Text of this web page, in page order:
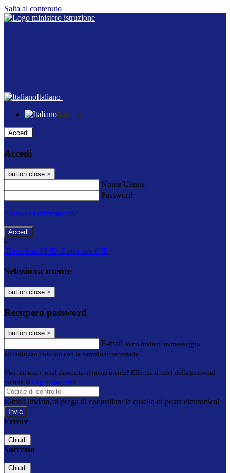
Salta al contenuto
Italiano
Italiano
Accedi
Accedi
button close ×
Nome Utente
Password
Password dimenticata?
-
Entra con SPID Entra con CIE
Seleziona utente
button close ×
Recupero password
button close ×
E-mail Verrà inviato un messaggio
all'indirizzo indicato con le istruzioni necessarie.
Non hai una e-mail associata al nome utente? Effettua il reset della password
tramite la Login Spaggiari
E-mail inviata, si prega di controllare la casella di posta elettronica!
Errore
Chiudi
Successo
Chiudi